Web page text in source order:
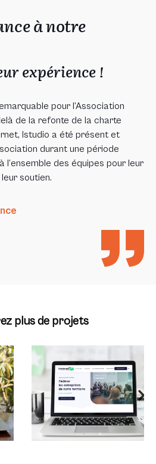
à notre
expérience !
pour l’Association
de la refonte de la charte
Istudio a été présent et
durant une période
l’ensemble des équipes pour leur
soutien.
plus de projets
Refonte du logo et
du site internet
d’un réseau
d’entreprises
vendéen